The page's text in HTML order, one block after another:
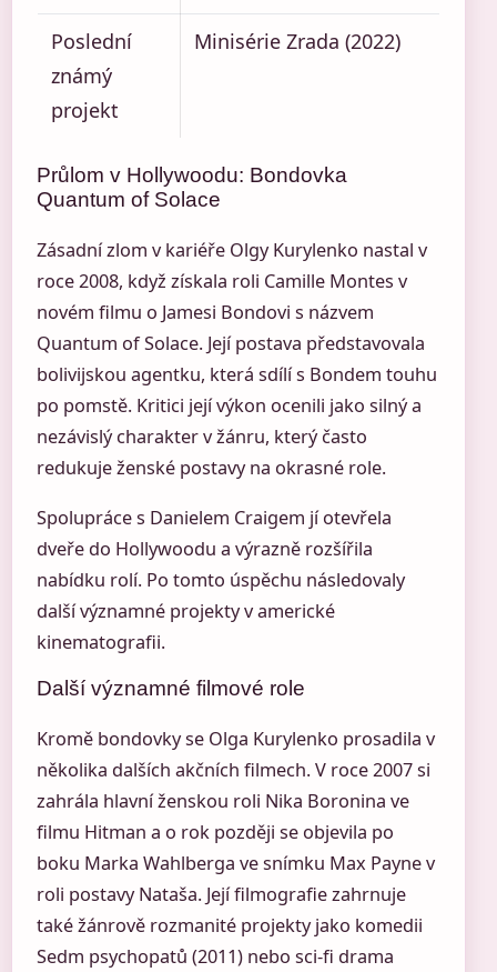
Poslední
známý
projekt
Minisérie Zrada (2022)
Průlom v Hollywoodu: Bondovka
Quantum of Solace
Zásadní zlom v kariéře Olgy Kurylenko nastal v
roce 2008, když získala roli Camille Montes v
novém filmu o Jamesi Bondovi s názvem
Quantum of Solace. Její postava představovala
bolivijskou agentku, která sdílí s Bondem touhu
po pomstě. Kritici její výkon ocenili jako silný a
nezávislý charakter v žánru, který často
redukuje ženské postavy na okrasné role.
Spolupráce s Danielem Craigem jí otevřela
dveře do Hollywoodu a výrazně rozšířila
nabídku rolí. Po tomto úspěchu následovaly
další významné projekty v americké
kinematografii.
Další významné filmové role
Kromě bondovky se Olga Kurylenko prosadila v
několika dalších akčních filmech. V roce 2007 si
zahrála hlavní ženskou roli Nika Boronina ve
filmu Hitman a o rok později se objevila po
boku Marka Wahlberga ve snímku Max Payne v
roli postavy Nataša. Její filmografie zahrnuje
také žánrově rozmanité projekty jako komedii
Sedm psychopatů (2011) nebo sci-fi drama